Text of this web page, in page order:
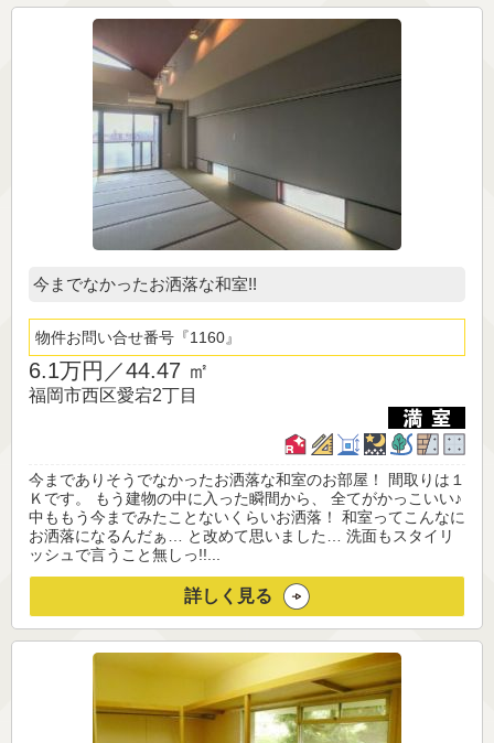
今までなかったお洒落な和室!!
物件お問い合せ番号 1160
6.1万円／44.47 ㎡
福岡市西区愛宕2丁目
今までありそうでなかったお洒落な和室のお部屋！ 間取りは１
Ｋです。 もう建物の中に入った瞬間から、 全てがかっこいい♪
中ももう今までみたことないくらいお洒落！ 和室ってこんなに
お洒落になるんだぁ… と改めて思いました… 洗面もスタイリ
ッシュで言うこと無しっ!!...
詳しく見る